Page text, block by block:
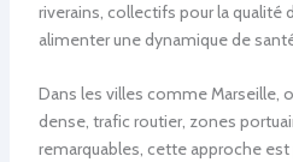
riverains, collectifs pour la qualité
alimenter une dynamique de
Dans les villes comme Marseille,
dense, trafic routier, zones
remarquables, cette approche